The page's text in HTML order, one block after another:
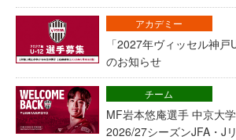
「2027年ヴィッセル神戸
のお知らせ
アカデミー
MF岩本悠庵選手 中京大
2026/27シーズンJFA・J
チーム